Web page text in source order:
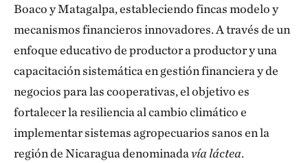
Boaco y Matagalpa, estableciendo fincas modelo y
mecanismos financieros innovadores. A través de un
enfoque educativo de productor a productor y una
capacitación sistemática en gestión financiera y de
negocios para las cooperativas, el objetivo es
fortalecer la resiliencia al cambio climático e
implementar sistemas agropecuarios sanos en la
región de Nicaragua denominadavía láctea.